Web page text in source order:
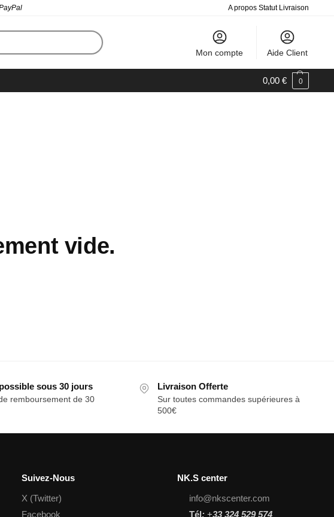
A propos Statut Livraison
Mon compte Aide Client
0,00€ 0
vide.
sous 30 jours
remboursement de 30
Livraison Offerte
Sur toutes commandes supérieures à
500€
Suivez-Nous
X (Twitter)
Facebook
NK.S center
info@nkscenter.com
Tél:+33 324 529 574